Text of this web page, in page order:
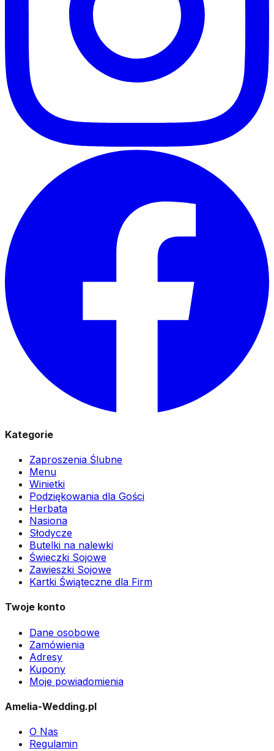
Kategorie
Zaproszenia Ślubne
Menu
Winietki
Podziękowania dla Gości
Herbata
Nasiona
Słodycze
Butelki na nalewki
Świeczki Sojowe
Zawieszki Sojowe
Kartki Świąteczne dla Firm
Twoje konto
Dane osobowe
Zamówienia
Adresy
Kupony
Moje powiadomienia
Amelia-Wedding.pl
O Nas
Regulamin